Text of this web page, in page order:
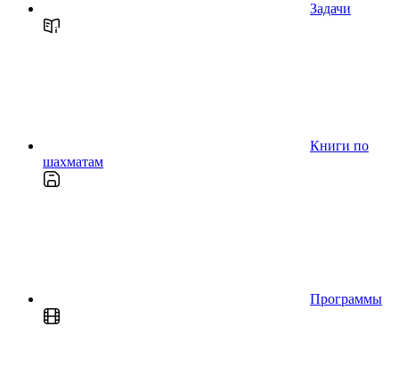
Задачи
Книги по
шахматам
Программы